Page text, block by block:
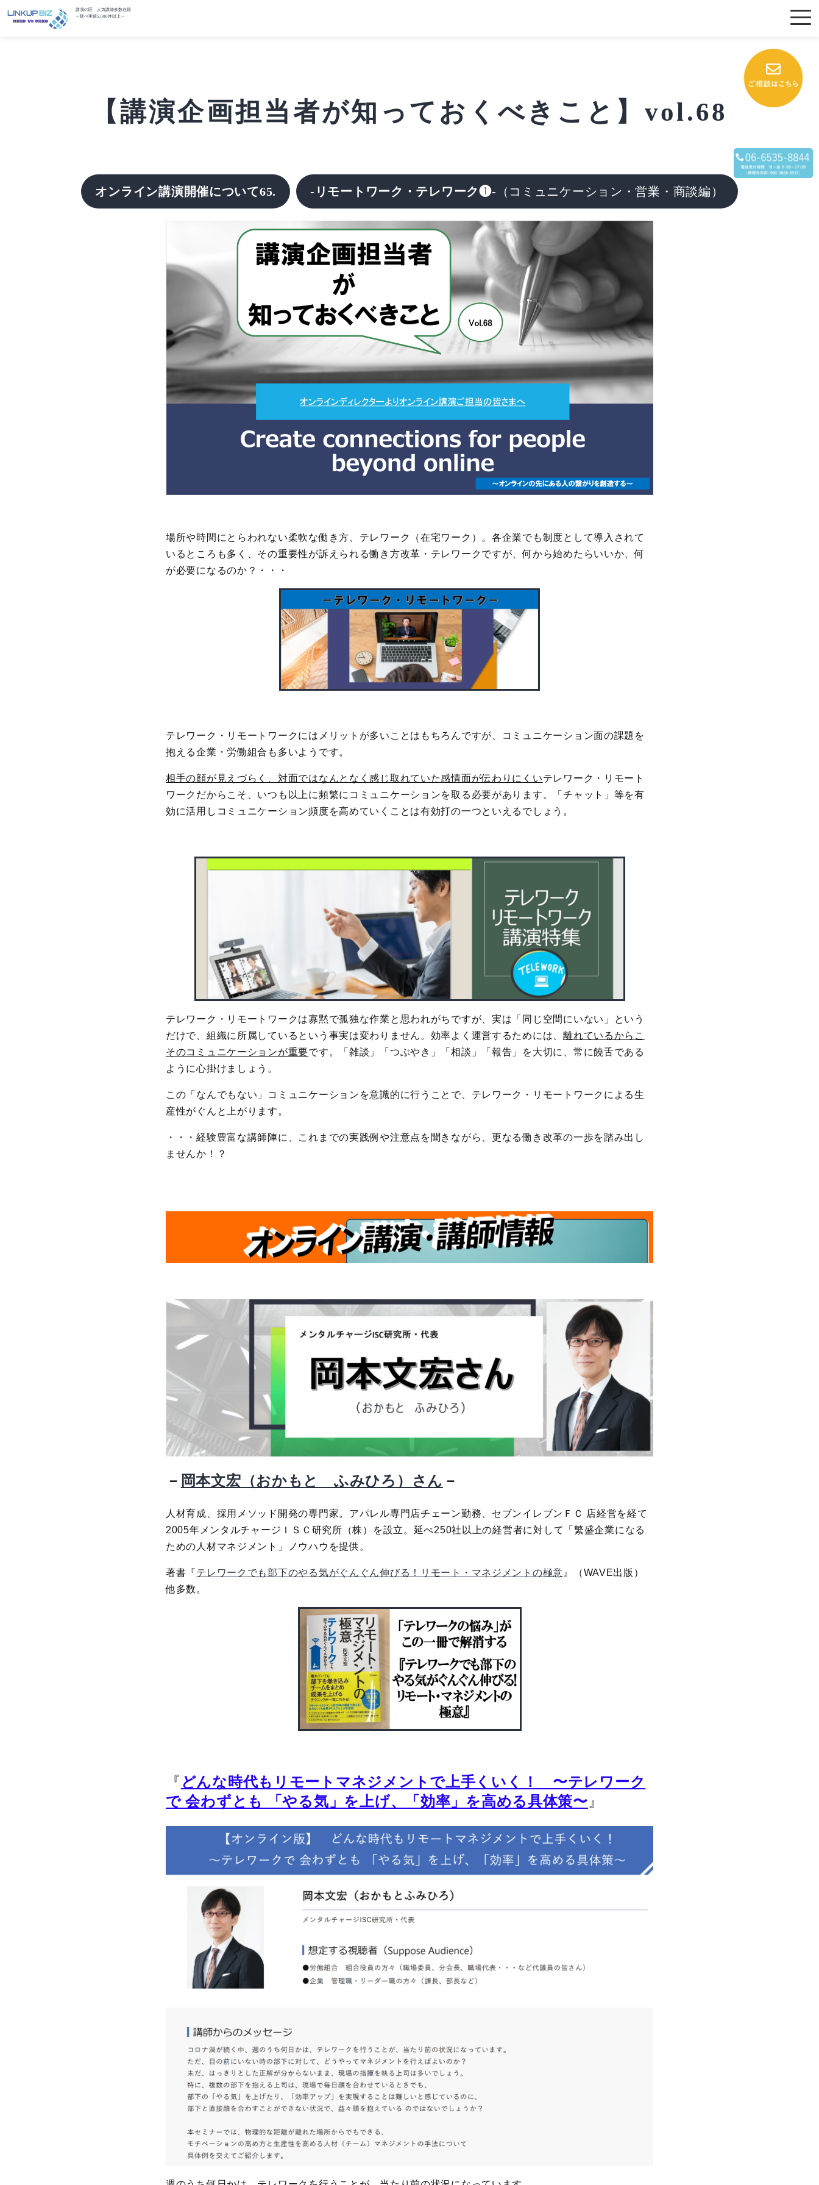
講演の匠 人気講師多数在籍
～延べ実績5,000件以上～
【講演企画担当者が知っておくべきこと】vol.68
オンライン講演開催について65. -リモートワーク・テレワーク❶- （コミュニケーション・営業・商談編）
場所や時間にとらわれない柔軟な働き方、テレワーク（在宅ワーク）。各企業でも制度として導入されて
いるところも多く、その重要性が訴えられる働き方改革・テレワークですが、何から始めたらいいか、何
が必要になるのか？・・・
テレワーク・リモートワークにはメリットが多いことはもちろんですが、コミュニケーション面の課題を
抱える企業・労働組合も多いようです。
相手の顔が見えづらく、対面ではなんとなく感じ取れていた感情面が伝わりにくいテレワーク・リモート
ワークだからこそ、いつも以上に頻繁にコミュニケーションを取る必要があります。「チャット」等を有
効に活用しコミュニケーション頻度を高めていくことは有効打の一つといえるでしょう。
テレワーク・リモートワークは寡黙で孤独な作業と思われがちですが、実は「同じ空間にいない」という
だけで、組織に所属しているという事実は変わりません。効率よく運営するためには、離れているからこ
そのコミュニケーションが重要です。「雑談」「つぶやき」「相談」「報告」を大切に、常に饒舌である
ように心掛けましょう。
この「なんでもない」コミュニケーションを意識的に行うことで、テレワーク・リモートワークによる生
産性がぐんと上がります。
・・・経験豊富な講師陣に、これまでの実践例や注意点を聞きながら、更なる働き改革の一歩を踏み出し
ませんか！？
－ 岡本文宏（おかもと ふみひろ）さん －
人材育成、採用メソッド開発の専門家。アパレル専門店チェーン勤務、セブンイレブンＦＣ 店経営を経て
2005年メンタルチャージＩＳＣ研究所（株）を設立。延べ250社以上の経営者に対して「繁盛企業になる
ための人材マネジメント」ノウハウを提供。
著書『テレワークでも部下のやる気がぐんぐん伸びる！リモート・マネジメントの極意 』（WAVE出版）
他多数。
『 どんな時代もリモートマネジメントで上手くいく！ 〜テレワーク
で 会わずとも 「やる気」を上げ、「効率」を高める具体策〜 』